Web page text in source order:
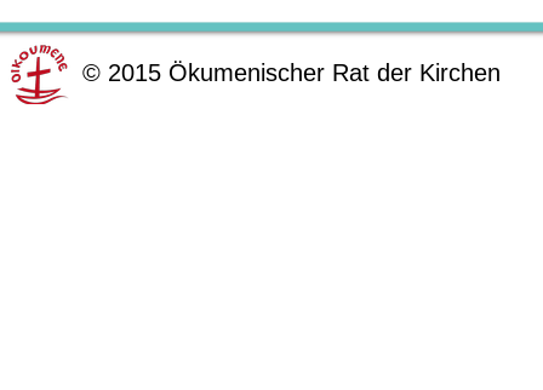
© 2015 Ökumenischer Rat der Kirchen